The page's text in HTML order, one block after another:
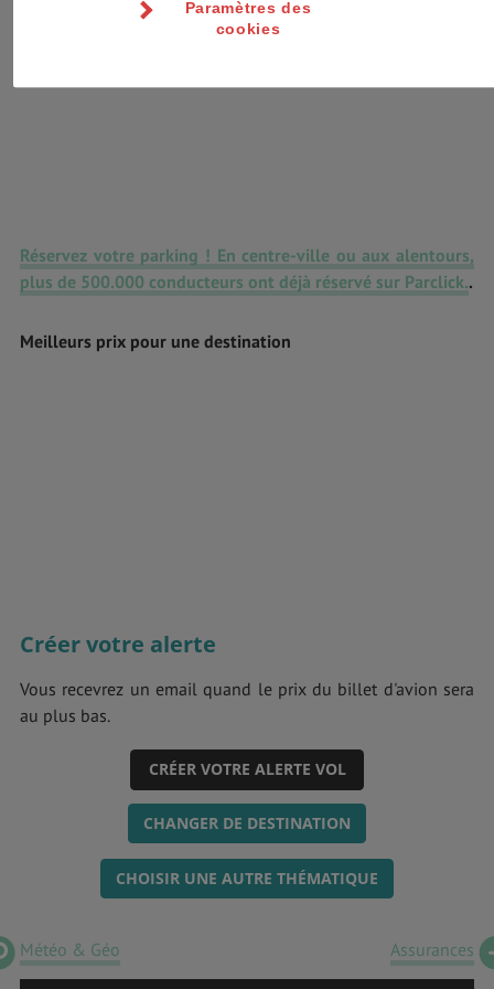
Réservez votre parking ! En centre-ville ou aux alentours,
plus de 500.000 conducteurs ont déjà réservé sur Parclick..
Meilleurs prix pour une destination
Créer votre alerte
Vous recevrez un email quand le prix du billet d'avion sera
au plus bas.
CRÉER VOTRE ALERTE VOL
CHANGER DE DESTINATION
CHOISIR UNE AUTRE THÉMATIQUE
Météo & Géo Assurances
Paramètres des
cookies